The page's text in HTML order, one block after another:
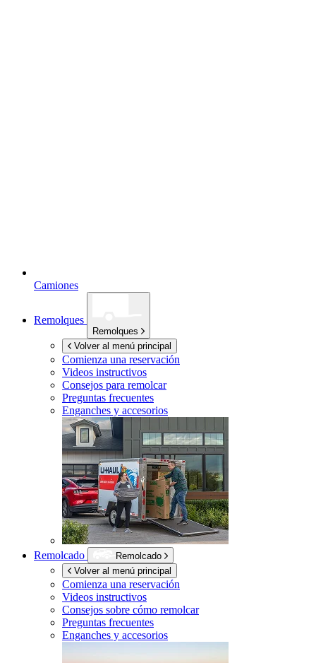
Camiones
Remolques
Remolques
Volver al menú principal
Comienza una reservación
Videos instructivos
Consejos para remolcar
Preguntas frecuentes
Enganches y accesorios
Remolcado
Remolcado
Volver al menú principal
Comienza una reservación
Videos instructivos
Consejos sobre cómo remolcar
Preguntas frecuentes
Enganches y accesorios